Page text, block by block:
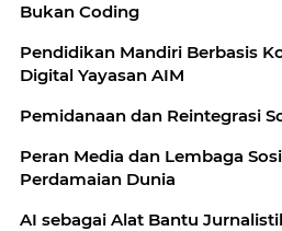
Bukan Coding
Pendidikan Mandiri Berbasis
Digital Yayasan AIM
Pemidanaan dan Reintegrasi
Peran Media dan Lembaga
Perdamaian Dunia
AI sebagai Alat Bantu